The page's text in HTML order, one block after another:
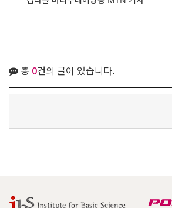
총 0건의 글이 있습니다.